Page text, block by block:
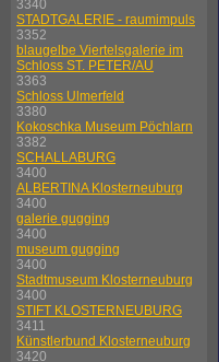
3340
STADTGALERIE - raumimpuls
3352
blaugelbe Viertelsgalerie im
Schloss ST. PETER/AU
3363
Schloss Ulmerfeld
3380
Kokoschka Museum Pöchlarn
3382
SCHALLABURG
3400
ALBERTINA Klosterneuburg
3400
galerie gugging
3400
museum gugging
3400
Stadtmuseum Klosterneuburg
3400
STIFT KLOSTERNEUBURG
3411
Künstlerbund Klosterneuburg
3420